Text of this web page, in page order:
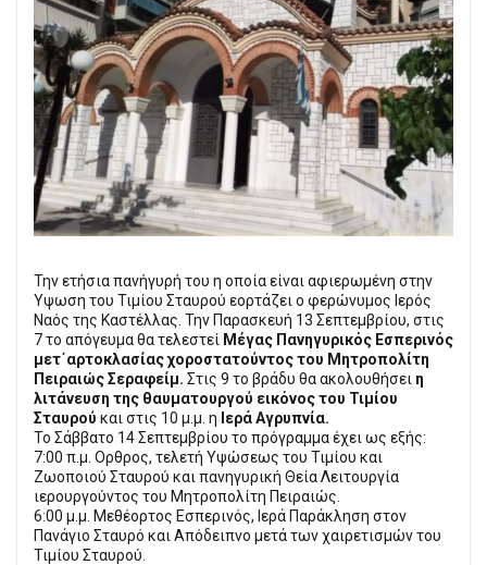
Την ετήσια πανήγυρή του η οποία είναι αφιερωμένη στην
Υψωση του Τιμίου Σταυρού εορτάζει ο φερώνυμος Ιερός
Ναός της Καστέλλας. Την Παρασκευή 13 Σεπτεμβρίου, στις
7 το απόγευμα θα τελεστεί Μέγας Πανηγυρικός Εσπερινός
μετ΄αρτοκλασίας χοροστατούντος του Μητροπολίτη
Πειραιώς Σεραφείμ. Στις 9 το βράδυ θα ακολουθήσει η
λιτάνευση της θαυματουργού εικόνος του Τιμίου
Σταυρού και στις 10 μ.μ. η Ιερά Αγρυπνία.
Το Σάββατο 14 Σεπτεμβρίου το πρόγραμμα έχει ως εξής:
7:00 π.μ. Ορθρος, τελετή Υψώσεως του Τιμίου και
Ζωοποιού Σταυρού και πανηγυρική Θεία Λειτουργία
ιερουργούντος του Μητροπολίτη Πειραιώς.
6:00 μ.μ. Μεθέορτος Εσπερινός, Ιερά Παράκληση στον
Πανάγιο Σταυρό και Απόδειπνο μετά των χαιρετισμών του
Τιμίου Σταυρού.